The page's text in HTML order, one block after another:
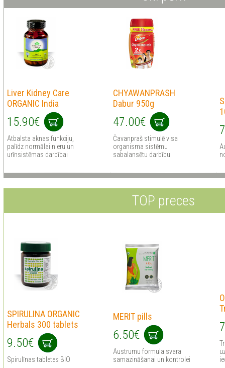
Liver Kidney Care
ORGANIC India
15.90€
Atbalsta aknas funkciju,
palīdz normālai nieru un
urīnsistēmas darbībai
CHYAWANPRASH
Dabur 950g
47.00€
Čavanpraš stimulē visa
organisma sistēmu
sabalansētu darbību
TOP preces
SPIRULINA ORGANIC
Herbals 300 tablets
9.50€
Spirulīnas tabletes BIO
MERIT pills
6.50€
Austrumu formula svara
samazināšanai un kontrolei